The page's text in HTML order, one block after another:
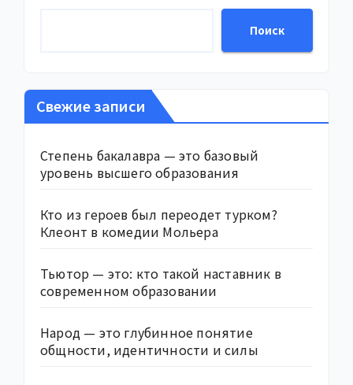
Поиск
Свежие записи
Степень бакалавра — это базовый
уровень высшего образования
Кто из героев был переодет турком?
Клеонт в комедии Мольера
Тьютор — это: кто такой наставник в
современном образовании
Народ — это глубинное понятие
общности, идентичности и силы